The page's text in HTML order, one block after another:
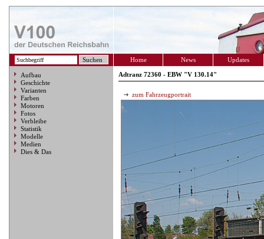
Home News Updates
Aufbau
Geschichte
Varianten
Farben
Motoren
Fotos
Verbleibe
Statistik
Modelle
Medien
Dies & Das
Adtranz 72360 - EBW "V 130.14"
zum Fahrzeugportrait